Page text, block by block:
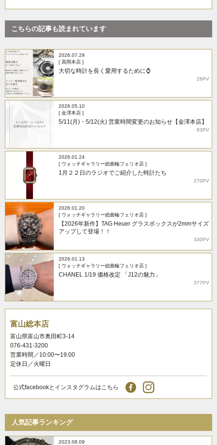
こちらの記事も読まれています
2026.07.29
[ 高岡本店 ]
大切な時計を長く愛用するために⌚
28PV
2026.05.10
[ 金澤本店 ]
5/11(月)・5/12(火) 営業時間変更のお知らせ【金澤本店】
83PV
2026.01.24
[ ウォッチギャラリー総曲輪フェリオ店 ]
1月２２日のラジオでご紹介した時計たち
270PV
2026.01.20
[ ウォッチギャラリー総曲輪フェリオ店 ]
【2026年新作】TAG Heuer グラスボックスが2mmサイズ
アップして登場！！
330PV
2026.01.13
[ ウォッチギャラリー総曲輪フェリオ店 ]
CHANEL 1/19 価格改定 「J12の魅力」
377PV
富山総本店
富山県富山市奥田町3-14
076-431-3200
営業時間／10:00〜19:00
定休日／火曜日
公式facebookとインスタグラムはこちら
人気記事ランキング
2023.08.09